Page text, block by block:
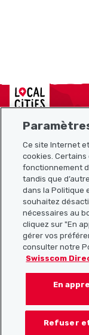
Localcities
Plan du site
Liens utiles
Télécharger
Suis-nous sur
Ce site Internet
cookies.
fonctionnement
tandis que
dans la Politique
souhaitez
nécessaires au
cliquez sur "En
gérer vos
consulter notre
Swisscom
En
Refuser